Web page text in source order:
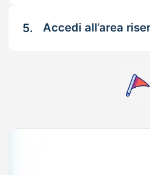
5. Accedi all’area